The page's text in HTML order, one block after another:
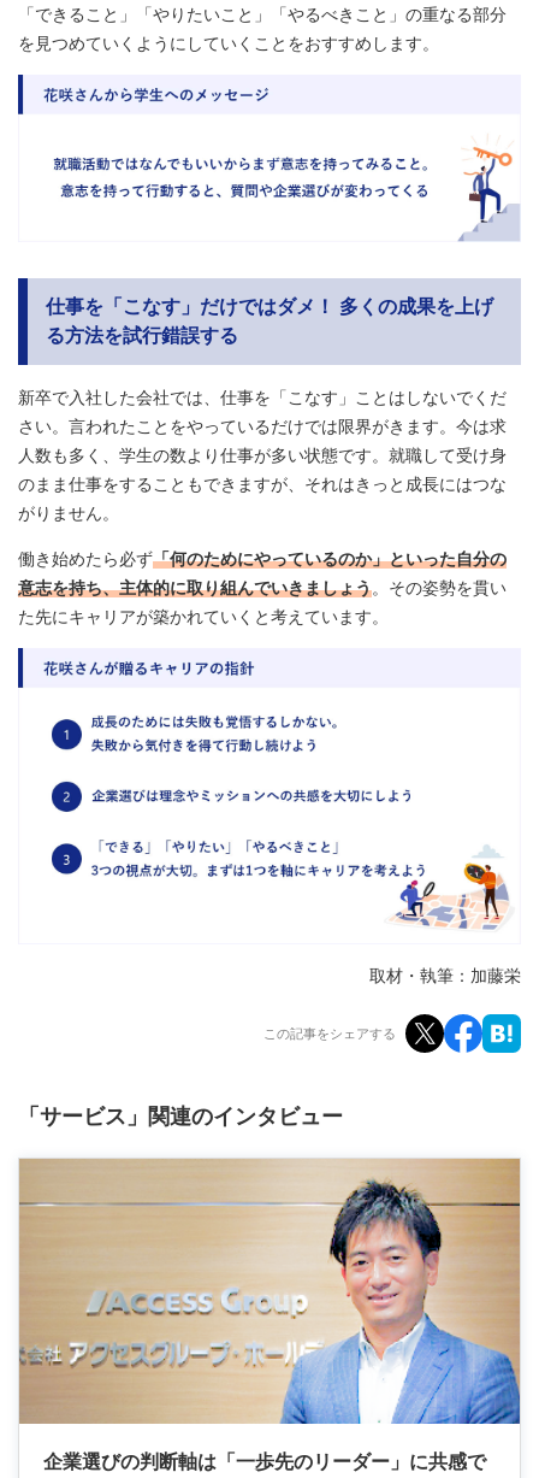
「できること」「やりたいこと」「やるべきこと」の重なる部分
を見つめていくようにしていくことをおすすめします。
仕事を「こなす」だけではダメ！ 多くの成果を上げ
る方法を試行錯誤する
新卒で入社した会社では、仕事を「こなす」ことはしないでくだ
さい。言われたことをやっているだけでは限界がきます。今は求
人数も多く、学生の数より仕事が多い状態です。就職して受け身
のまま仕事をすることもできますが、それはきっと成長にはつな
がりません。
働き始めたら必ず「何のためにやっているのか」といった自分の
意志を持ち、主体的に取り組んでいきましょう。その姿勢を貫い
た先にキャリアが築かれていくと考えています。
取材・執筆：加藤栄
この記事をシェアする
「サービス」関連のインタビュー
企業選びの判断軸は「一歩先のリーダー」に共感で